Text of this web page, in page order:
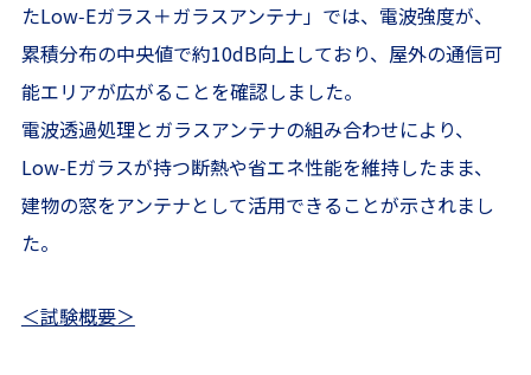
たLow‑Eガラス＋ガラスアンテナ」では、電波強度が、
累積分布の中央値で約10dB向上しており、屋外の通信可
能エリアが広がることを確認しました。
電波透過処理とガラスアンテナの組み合わせにより、
Low‑Eガラスが持つ断熱や省エネ性能を維持したまま、
建物の窓をアンテナとして活用できることが示されまし
た。
＜試験概要＞